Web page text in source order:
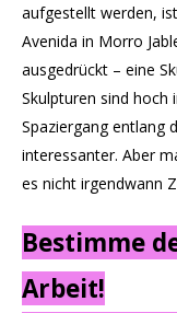
aufgestellt werden,
Avenida in Morro
ausgedrückt – eine
Skulpturen sind hoch
Spaziergang entlang
interessanter. Aber
es nicht irgendwann
Bestimme
Arbeit!